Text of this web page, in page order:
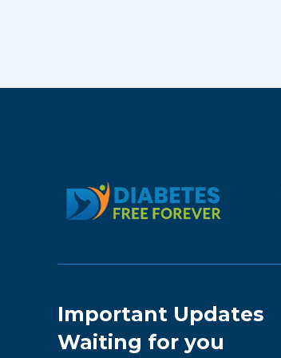
Important Updates
Waiting for you